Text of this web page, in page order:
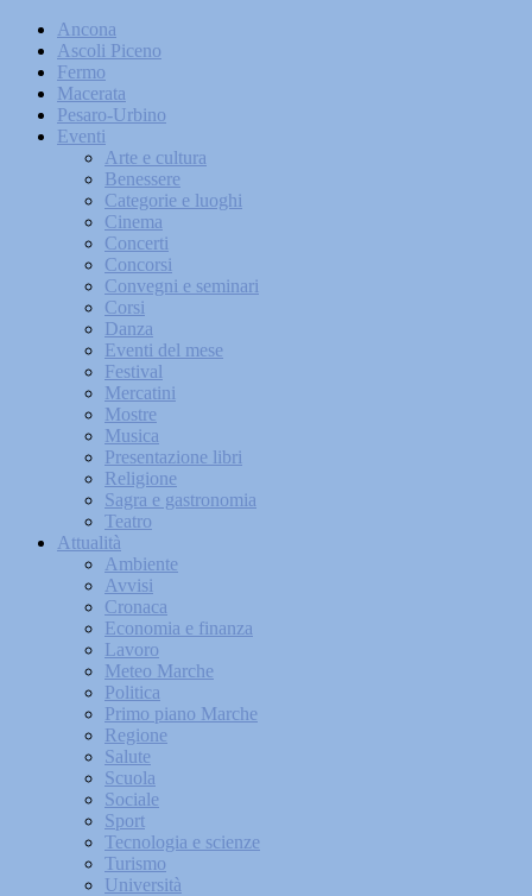
Ancona
Ascoli Piceno
Fermo
Macerata
Pesaro-Urbino
Eventi
Arte e cultura
Benessere
Categorie e luoghi
Cinema
Concerti
Concorsi
Convegni e seminari
Corsi
Danza
Eventi del mese
Festival
Mercatini
Mostre
Musica
Presentazione libri
Religione
Sagra e gastronomia
Teatro
Attualità
Ambiente
Avvisi
Cronaca
Economia e finanza
Lavoro
Meteo Marche
Politica
Primo piano Marche
Regione
Salute
Scuola
Sociale
Sport
Tecnologia e scienze
Turismo
Università